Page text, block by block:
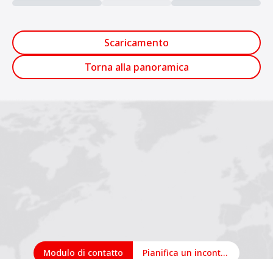
Scaricamento
Torna alla panoramica
Modulo di contatto Pianifica un incontro online